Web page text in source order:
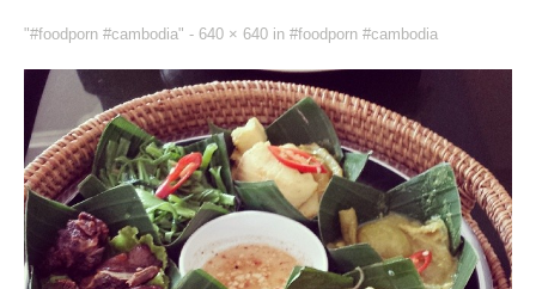
"#foodporn #cambodia" - 640 × 640 in #foodporn #cambodia